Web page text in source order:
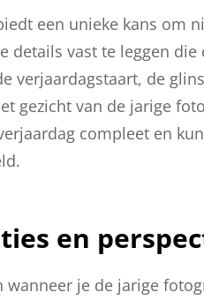
een unieke kans om
vast te leggen die
verjaardagstaart, de
gezicht van de jarige
compleet en
en
je de jarige